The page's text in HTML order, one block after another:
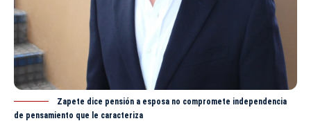
Zapete dice pensión a esposa no compromete independencia
de pensamiento que le caracteriza